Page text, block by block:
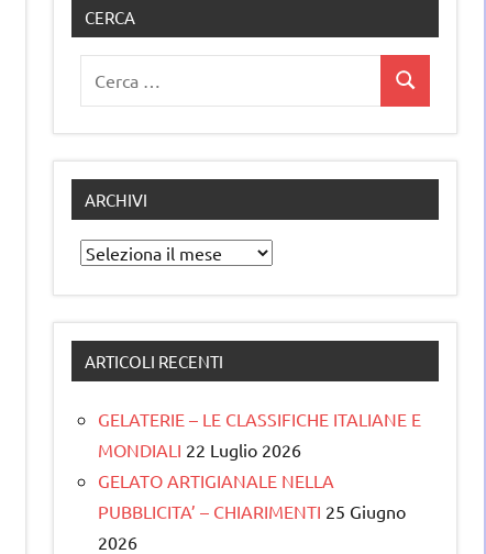
CERCA
Cerca
ARCHIVI
Archivi
ARTICOLI RECENTI
GELATERIE – LE CLASSIFICHE ITALIANE E
MONDIALI 22 Luglio 2026
GELATO ARTIGIANALE NELLA
PUBBLICITA’ – CHIARIMENTI 25 Giugno
2026